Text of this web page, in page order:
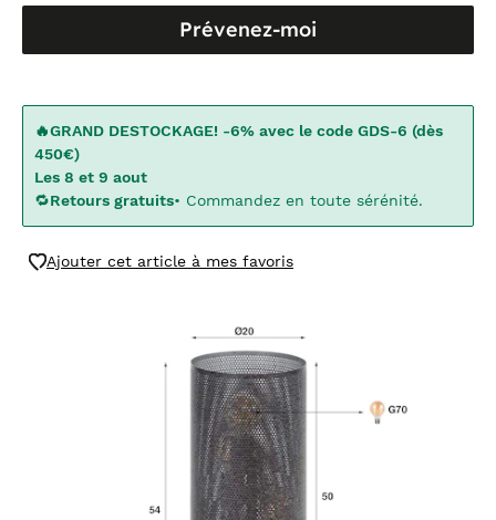
Prévenez-moi
🔥GRAND DESTOCKAGE! -6% avec le code GDS-6 (dès
450€)
Les 8 et 9 aout
🔁Retours gratuits• Commandez en toute sérénité.
Ajouter cet article à mes favoris